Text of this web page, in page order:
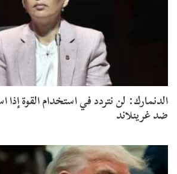
الدنمارك: لن نتردد في استخدام القوة
ضد غرينلاند